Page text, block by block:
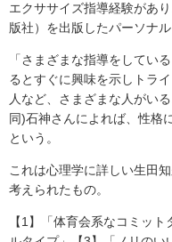
エクササイズ指導経験があ
版社）を出版したパーソナ
「さまざまな指導をしてい
るとすぐに興味を示しトラ
人など、さまざまな人がい
同)石神さんによれば、性格
という。
これは心理学に詳しい生田
考えられたもの。
【1】「体育会系なコミッ